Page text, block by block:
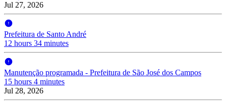
Jul 27, 2026
Prefeitura de Santo André
12 hours 34 minutes
Manutenção programada - Prefeitura de São José dos Campos
15 hours 4 minutes
Jul 28, 2026